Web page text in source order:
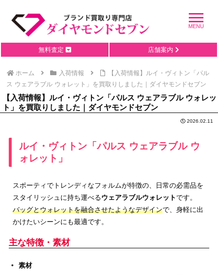
無料査定 店舗案内
ホーム 入荷情報
【入荷情報】ルイ・ヴィトン「パル
ス ウェアラブル ウォレット」を買取りしました｜ダイヤモンドセブン
【入荷情報】ルイ・ヴィトン「パルス ウェアラブル ウォレッ
ト」を買取りしました｜ダイヤモンドセブン
2026.02.11
ルイ・ヴィトン「パルス ウェアラブル ウ
ォレット」
スポーティでトレンディなフォルムが特徴の、日常の必需品を
スタイリッシュに持ち運べるウェアラブルウォレットです。
バッグとウォレットを融合させたようなデザインで、身軽に出
かけたいシーンにも最適です。
主な特徴・素材
素材